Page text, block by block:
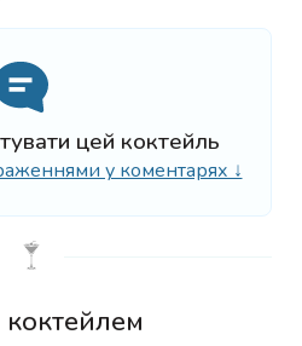
цей коктейль
у коментарях ↓